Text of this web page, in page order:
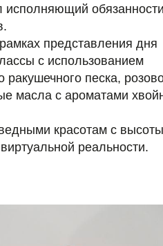
исполняющий обязанности
представления дня
с использованием
песка,
масла с ароматами
красотам с высоты
реальности.